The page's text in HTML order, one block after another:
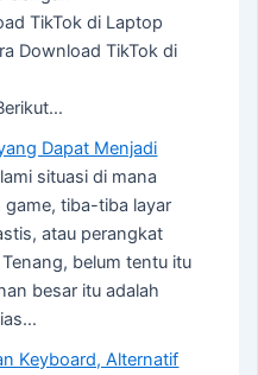
TikTok di Laptop
Download TikTok di
Dapat Menjadi
situasi di mana
tiba-tiba layar
atau perangkat
belum tentu itu
besar itu adalah
Keyboard, Alternatif